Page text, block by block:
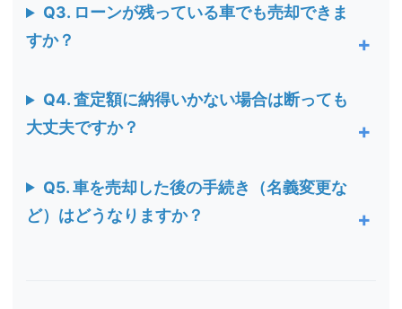
Q3. ローンが残っている車でも売却できま
すか？
Q4. 査定額に納得いかない場合は断っても
大丈夫ですか？
Q5. 車を売却した後の手続き（名義変更な
ど）はどうなりますか？